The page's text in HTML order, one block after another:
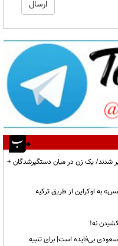
شدند/ یک زن در میان دستگیرشدگان +
به اوکراین از طریق ترکیه
نه!
بی‌فایده است| برای تنبیه